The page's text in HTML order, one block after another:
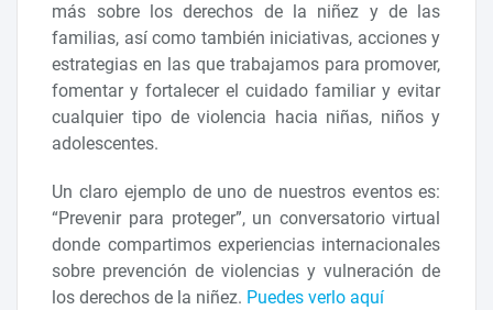
más sobre los derechos de la niñez y de las
familias, así como también iniciativas, acciones y
estrategias en las que trabajamos para promover,
fomentar y fortalecer el cuidado familiar y evitar
cualquier tipo de violencia hacia niñas, niños y
adolescentes.
Un claro ejemplo de uno de nuestros eventos es:
“Prevenir para proteger”, un conversatorio virtual
donde compartimos experiencias internacionales
sobre prevención de violencias y vulneración de
los derechos de la niñez. Puedes verlo aquí